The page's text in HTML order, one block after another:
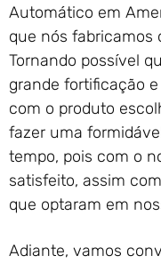
Automático em
que nós fabricamos
Tornando possível
grande fortificação
com o produto
fazer uma
tempo, pois com o
satisfeito, assim
que optaram em
Adiante, vamos